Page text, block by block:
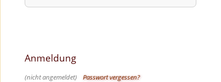
Anmeldung
(nicht angemeldet) Passwort vergessen?